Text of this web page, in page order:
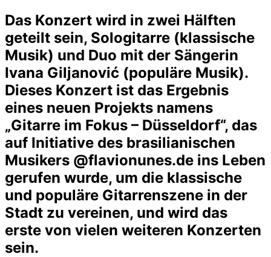
Das Konzert wird in zwei Hälften
geteilt sein, Sologitarre (klassische
Musik) und Duo mit der Sängerin
Ivana Giljanović (populäre Musik).
Dieses Konzert ist das Ergebnis
eines neuen Projekts namens
„Gitarre im Fokus – Düsseldorf“, das
auf Initiative des brasilianischen
Musikers @flavionunes.de ins Leben
gerufen wurde, um die klassische
und populäre Gitarrenszene in der
Stadt zu vereinen, und wird das
erste von vielen weiteren Konzerten
sein.